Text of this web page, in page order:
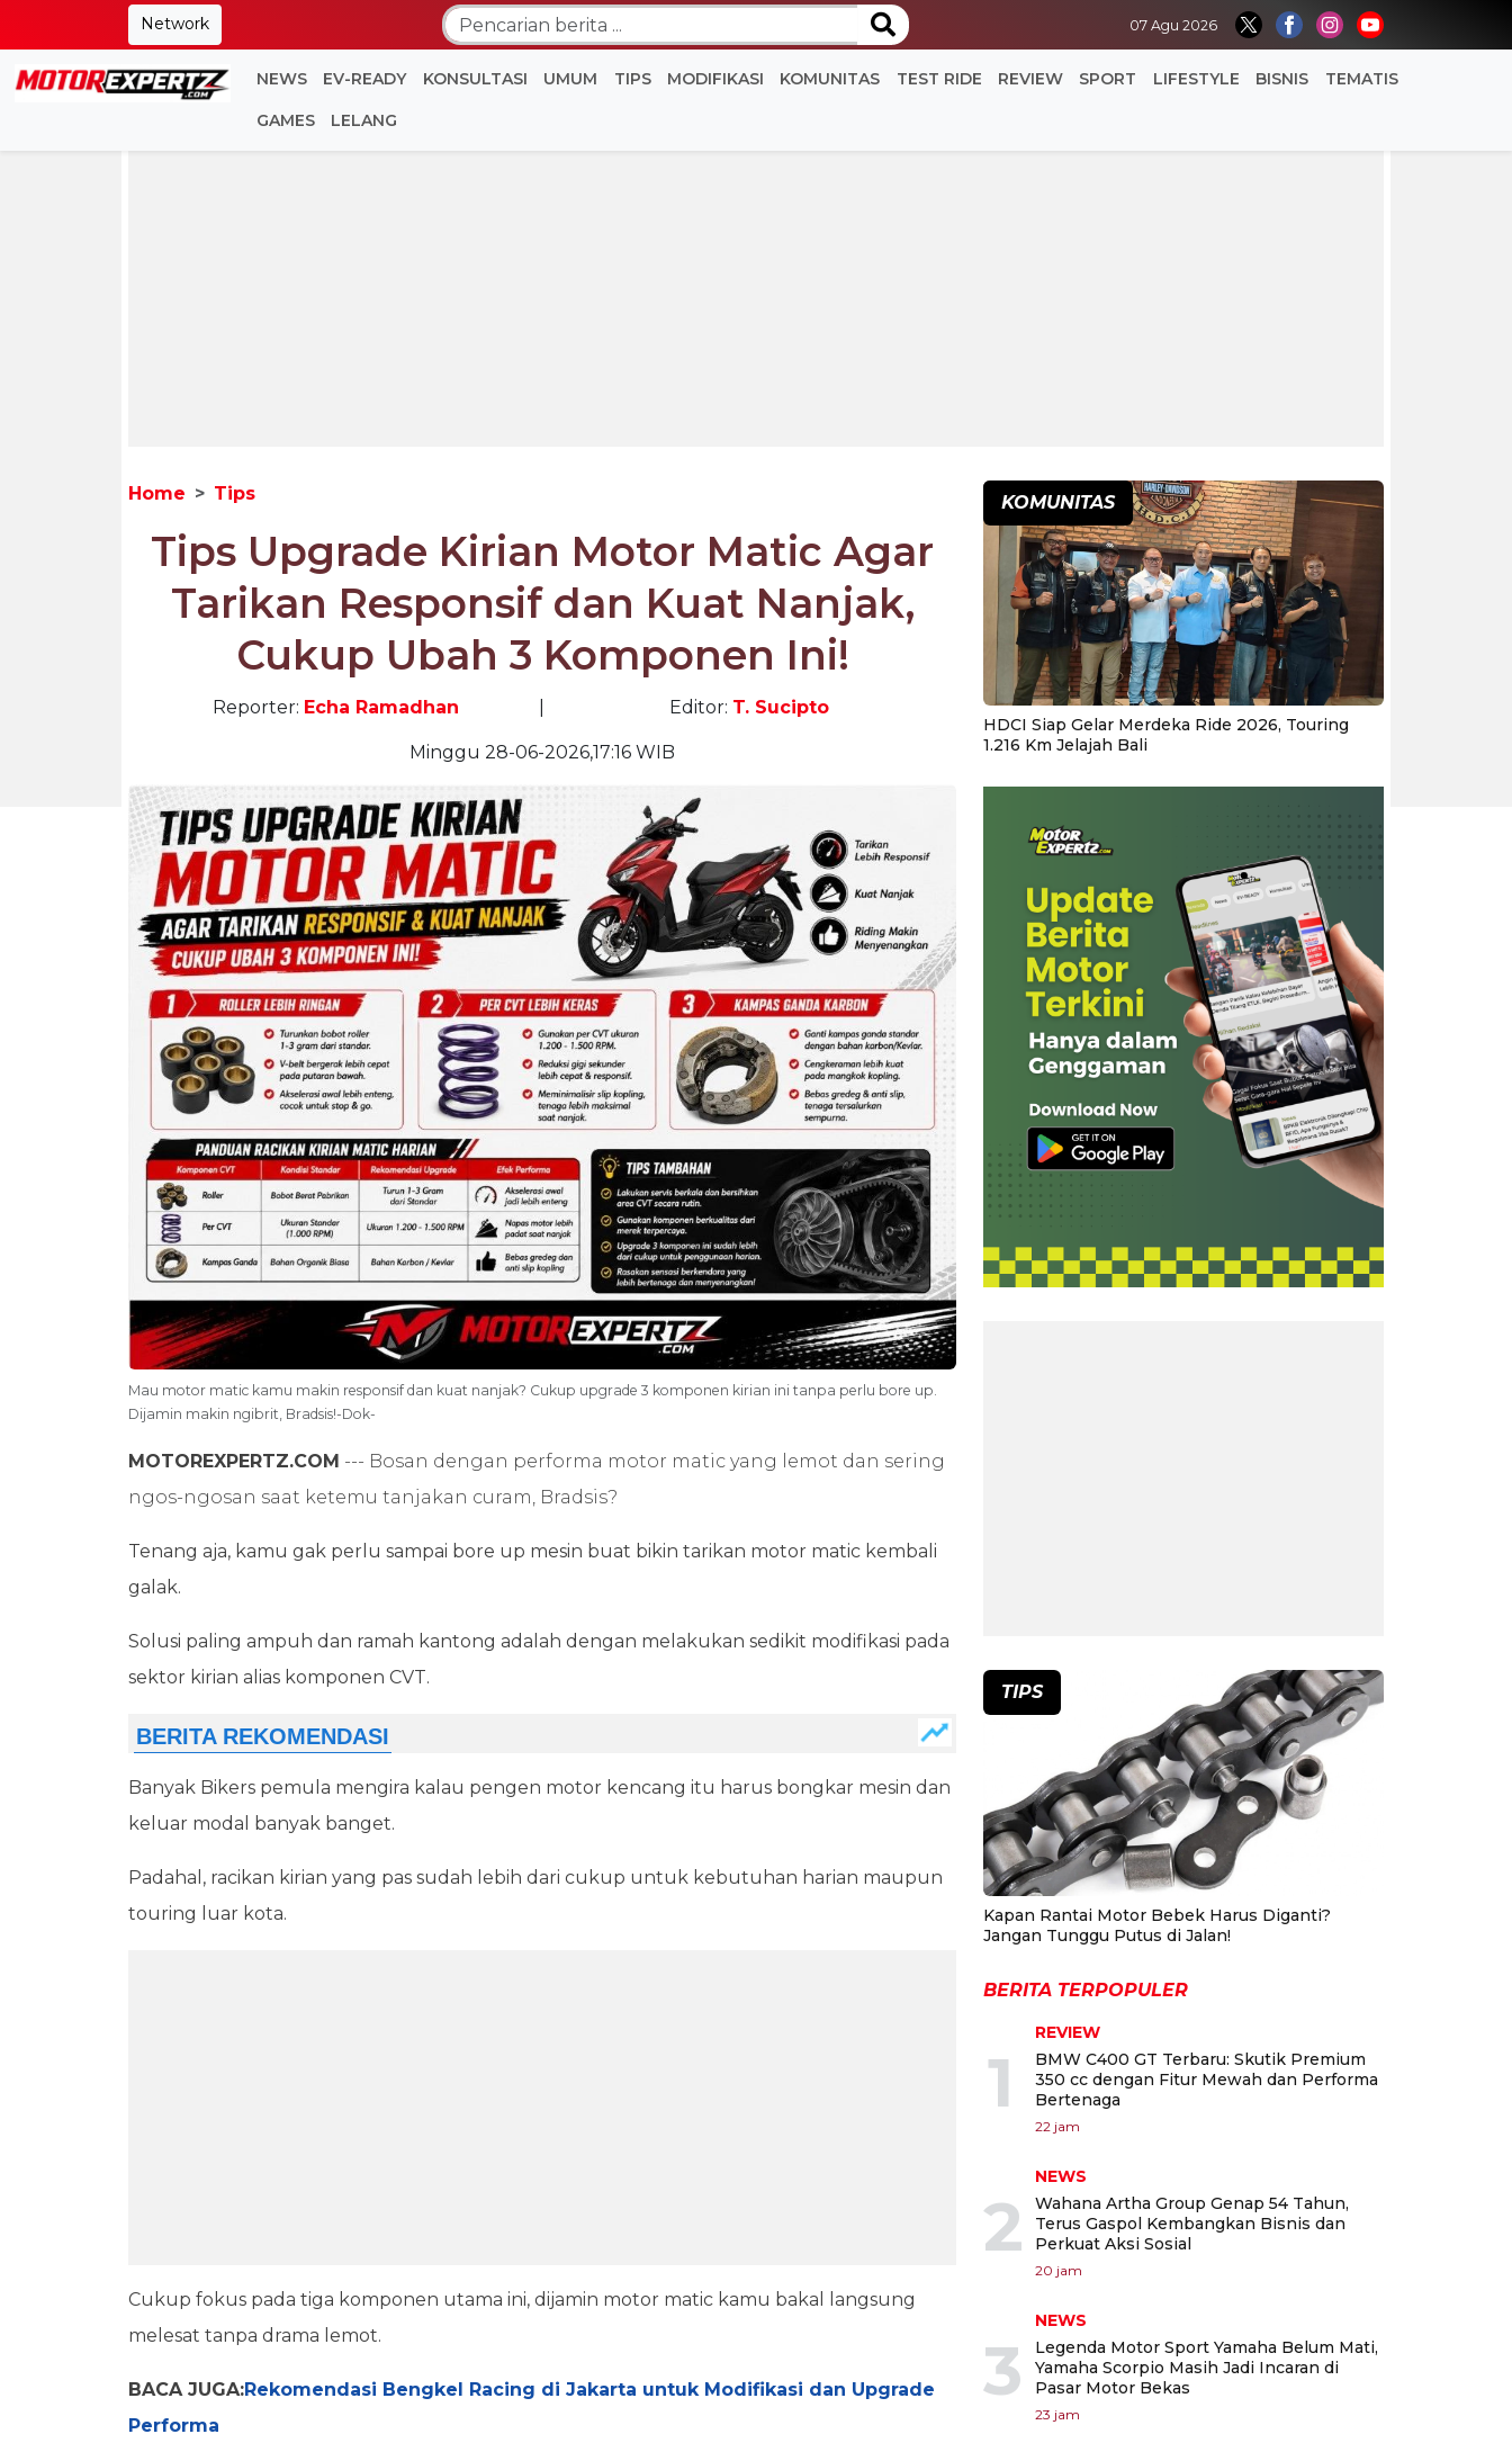
Network 07 Agu 2026
NEWS EV-READY KONSULTASI UMUM TIPS MODIFIKASI KOMUNITAS TEST RIDE REVIEW SPORT LIFESTYLE BISNIS TEMATIS
GAMES LELANG
Home Tips
Tips Upgrade Kirian Motor Matic Agar
Tarikan Responsif dan Kuat Nanjak,
Cukup Ubah 3 Komponen Ini!
Reporter: Echa Ramadhan Editor: T. Sucipto
Minggu 28-06-2026,17:16 WIB
Mau motor matic kamu makin responsif dan kuat nanjak? Cukup upgrade 3 komponen kirian ini tanpa perlu bore up.
Dijamin makin ngibrit, Bradsis!-Dok-
MOTOREXPERTZ.COM --- Bosan dengan performa motor matic yang lemot dan sering
ngos-ngosan saat ketemu tanjakan curam, Bradsis?
Tenang aja, kamu gak perlu sampai bore up mesin buat bikin tarikan motor matic kembali
galak.
Solusi paling ampuh dan ramah kantong adalah dengan melakukan sedikit modifikasi pada
sektor kirian alias komponen CVT.
Banyak Bikers pemula mengira kalau pengen motor kencang itu harus bongkar mesin dan
keluar modal banyak banget.
Padahal, racikan kirian yang pas sudah lebih dari cukup untuk kebutuhan harian maupun
touring luar kota.
Cukup fokus pada tiga komponen utama ini, dijamin motor matic kamu bakal langsung
melesat tanpa drama lemot.
BACA JUGA:Rekomendasi Bengkel Racing di Jakarta untuk Modifikasi dan Upgrade
Performa
KOMUNITAS
HDCI Siap Gelar Merdeka Ride 2026, Touring
1.216 Km Jelajah Bali
TIPS
Kapan Rantai Motor Bebek Harus Diganti?
Jangan Tunggu Putus di Jalan!
BERITA TERPOPULER
1
REVIEW
BMW C400 GT Terbaru: Skutik Premium
350 cc dengan Fitur Mewah dan Performa
Bertenaga
22 jam
2
NEWS
Wahana Artha Group Genap 54 Tahun,
Terus Gaspol Kembangkan Bisnis dan
Perkuat Aksi Sosial
20 jam
3
NEWS
Legenda Motor Sport Yamaha Belum Mati,
Yamaha Scorpio Masih Jadi Incaran di
Pasar Motor Bekas
23 jam